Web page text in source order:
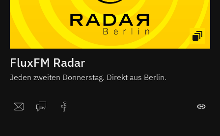
FluxFM Radar
Jeden zweiten Donnerstag. Direkt aus Berlin.